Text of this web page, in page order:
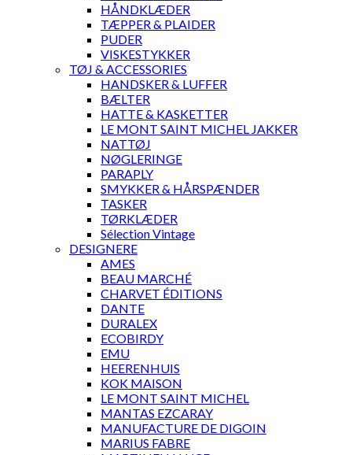
HÅNDKLÆDER
TÆPPER & PLAIDER
PUDER
VISKESTYKKER
TØJ & ACCESSORIES
HANDSKER & LUFFER
BÆLTER
HATTE & KASKETTER
LE MONT SAINT MICHEL JAKKER
NATTØJ
NØGLERINGE
PARAPLY
SMYKKER & HÅRSPÆNDER
TASKER
TØRKLÆDER
Sélection Vintage
DESIGNERE
AMES
BEAU MARCHÉ
CHARVET ÉDITIONS
DANTE
DURALEX
ECOBIRDY
EMU
HEERENHUIS
KOK MAISON
LE MONT SAINT MICHEL
MANTAS EZCARAY
MANUFACTURE DE DIGOIN
MARIUS FABRE